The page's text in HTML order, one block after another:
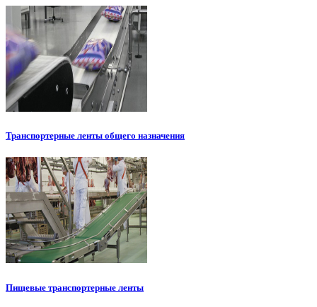
Транспортерные ленты общего назначения
Пищевые транспортерные ленты